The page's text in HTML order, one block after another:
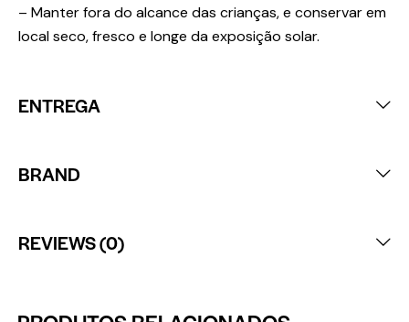
– Manter fora do alcance das crianças, e conservar em
local seco, fresco e longe da exposição solar.
ENTREGA
BRAND
REVIEWS (0)